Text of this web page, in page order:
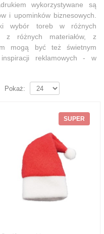
wykorzystywane są
i upominków biznesowych.
wybór toreb w różnych
z różnych materiałów, z
mogą być też świetnym
reklamowych - w
Pokaż:
SUPER